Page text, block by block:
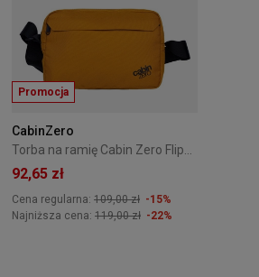
Promocja
CabinZero
92,65 zł
Cena regularna: 109,00 zł -15%
Najniższa cena: 119,00 zł -22%